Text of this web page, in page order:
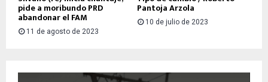
pide a moribundo PRD
abandonar el FAM
11 de agosto de 2023
Pantoja Arzola
10 de julio de 2023